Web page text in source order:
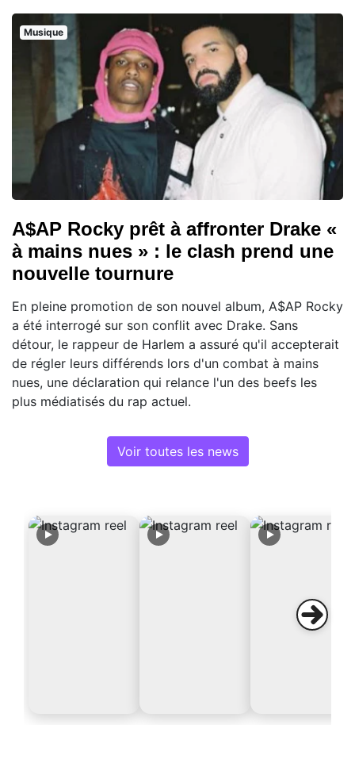
Musique
A$AP Rocky prêt à affronter Drake «
à mains nues » : le clash prend une
nouvelle tournure
En pleine promotion de son nouvel album, A$AP Rocky
a été interrogé sur son conflit avec Drake. Sans
détour, le rappeur de Harlem a assuré qu'il accepterait
de régler leurs différends lors d'un combat à mains
nues, une déclaration qui relance l'un des beefs les
plus médiatisés du rap actuel.
Voir toutes les news